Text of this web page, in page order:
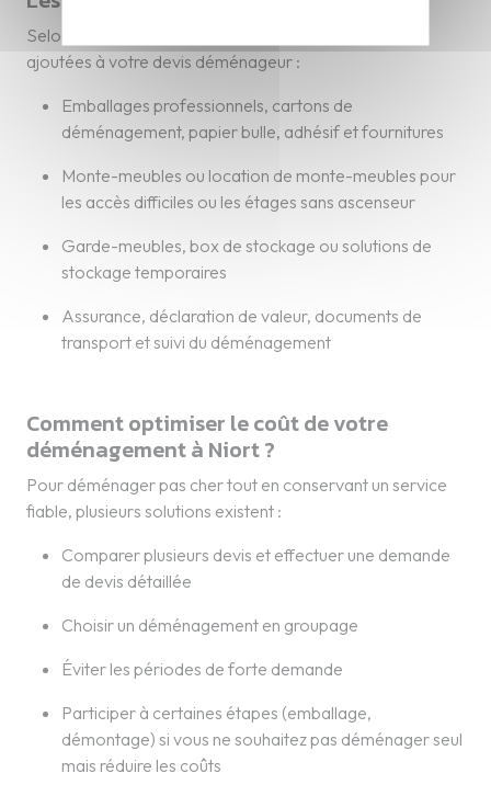
Selon vos besoins, différentes options peuvent être
ajoutées à votre devis déménageur :
Emballages professionnels, cartons de
déménagement, papier bulle, adhésif et fournitures
Monte-meubles ou location de monte-meubles pour
les accès difficiles ou les étages sans ascenseur
Garde-meubles, box de stockage ou solutions de
stockage temporaires
Assurance, déclaration de valeur, documents de
transport et suivi du déménagement
Comment optimiser le coût de votre
déménagement à Niort ?
Pour déménager pas cher tout en conservant un service
fiable, plusieurs solutions existent :
Comparer plusieurs devis et effectuer une demande
de devis détaillée
Choisir un déménagement en groupage
Éviter les périodes de forte demande
Participer à certaines étapes (emballage,
démontage) si vous ne souhaitez pas déménager seul
mais réduire les coûts